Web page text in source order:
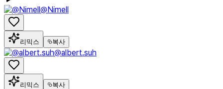
@Nimell
리믹스 복사
@albert.suh
리믹스 복사